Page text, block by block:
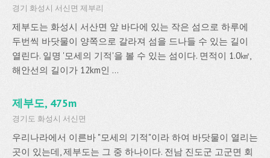
경기 화성시 서신면 제부리
제부도는 화성시 서산면 앞 바다에 있는 작은 섬으로 하루에
두번씩 바닷물이 양쪽으로 갈라져 섬을 드나들 수 있는 길이
열린다. 일명 '모세의 기적'을 볼 수 있는 섬이다. 면적이 1.0㎢,
해안선의 길이가 12km인 ...
제부도, 475m
경기도 화성시 서신면
우리나라에서 이른바 "모세의 기적"이라 하여 바닷물이 열리는
곳이 있는데, 제부도는 그 중 하나이다. 전남 진도군 고군면 회